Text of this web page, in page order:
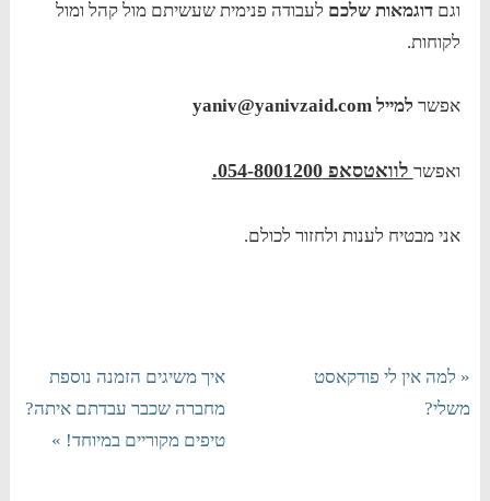
וגםדוגמאות שלכם לעבודה פנימית שעשיתם מול קהל ומול
לקוחות.
אפשר למייל yaniv@yanivzaid.com
ואפשר לוואטסאפ 054-8001200.
אני מבטיח לענות ולחזור לכולם.
« למה אין לי פודקאסט
משלי?
איך משיגים הזמנה נוספת
מחברה שכבר עבדתם איתה?
טיפים מקוריים במיוחד! »